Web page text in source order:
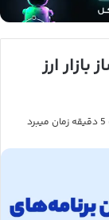
ارز